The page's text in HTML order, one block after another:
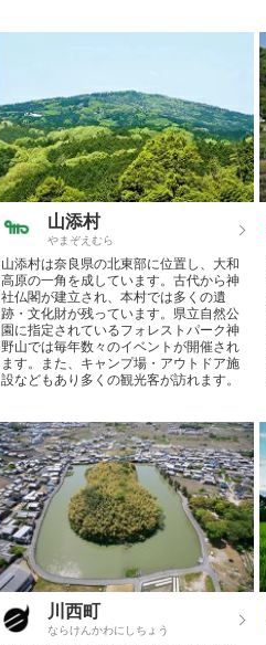
山添村
やまぞえむら
山添村は奈良県の北東部に位置し、大和
高原の一角を成しています。古代から神
社仏閣が建立され、本村では多くの遺
跡・文化財が残っています。県立自然公
園に指定されているフォレストパーク神
野山では毎年数々のイベントが開催され
ます。また、キャンプ場・アウトドア施
設などもあり多くの観光客が訪れます。
川西町
ならけんかわにしちょう